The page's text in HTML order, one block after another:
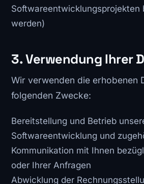
Softwareentwicklungsprojekten
werden)
3. Verwendung Ihrer
Wir verwenden die erhobenen
folgenden Zwecke:
Bereitstellung und Betrieb
Softwareentwicklung und
Kommunikation mit Ihnen
oder Ihrer Anfragen
Abwicklung der